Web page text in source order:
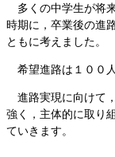
多くの中学生が将
時期に，卒業後の進
ともに考えました。
希望進路は１００
進路実現に向けて
強く，主体的に取り
ていきます。